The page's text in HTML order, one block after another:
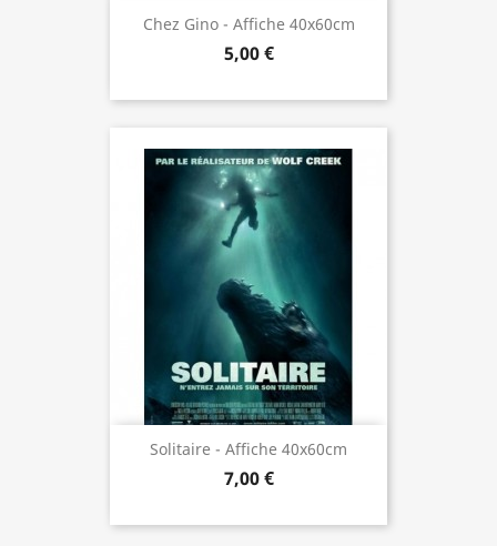
Chez Gino - Affiche 40x60cm
5,00 €
Solitaire - Affiche 40x60cm
7,00 €